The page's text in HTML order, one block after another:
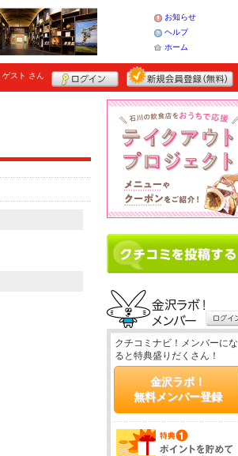
お知らせ
ヘルプ
ホーム
ゲスト さん
クチコミナビ！メンバーにな
ると特典盛りだくさん！
金沢ラボ！
無料メンバー登録